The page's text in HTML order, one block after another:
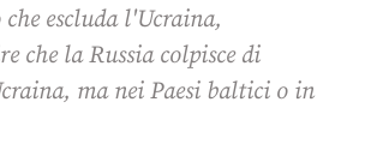
escluda l'Ucraina,
che la Russia colpisce di
ma nei Paesi baltici o in